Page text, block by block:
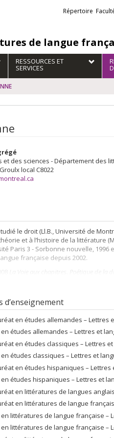
de langue
Liens
externes
Répertoire
RESSOURCES ET
SERVICES
et des sciences - Département des
local C8022
le droit (Ll.B., Université de
et à l’histoire de la littérature
Paris 3 - Sorbonne nouvelle,
française depuis 2002.
»). Ses contributions sont
…), ainsi que dans plusieurs
de l'âge classique, la
aux formes narratives de
au dialogue philosophique,
aux rapports de l’antiroman
portent sur la narration
d’enseignement
en études allemandes – Lettres
études allemandes – Lettres et
en études classiques – Lettres
études classiques – Lettres et
en études hispaniques – Lettres
études hispaniques – Lettres et
en littératures de langues
en littératures de langue
littératures de langue française –
littératures de langue française –